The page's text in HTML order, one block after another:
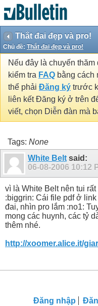
Thắt đai đẹp và pro!
Chủ đề: Thắt đai đẹp và pro!
Nếu đây là chuyến
kiểm tra FAQ bằng cách
thể phải Đăng ký trước
liên kết Đăng ký ở trên
viết, chọn Diễn đàn mà
Tags: None
White Belt said:
06-08-2006 10:12
vì là White Belt nên tui
:biggrin: Cái file pdf ở
đai, nhìn pro lắm :no1:
mong các huynh, các tỷ
thêm nhé.
http://xoomer.alice.it/
Đăng nhập